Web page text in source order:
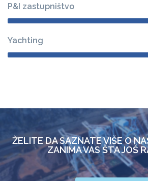
P&I zastupništvo
Yachting
ŽELITE DA SAZNATE VIŠE O
ZANIMA VAS ŠTA JOŠ